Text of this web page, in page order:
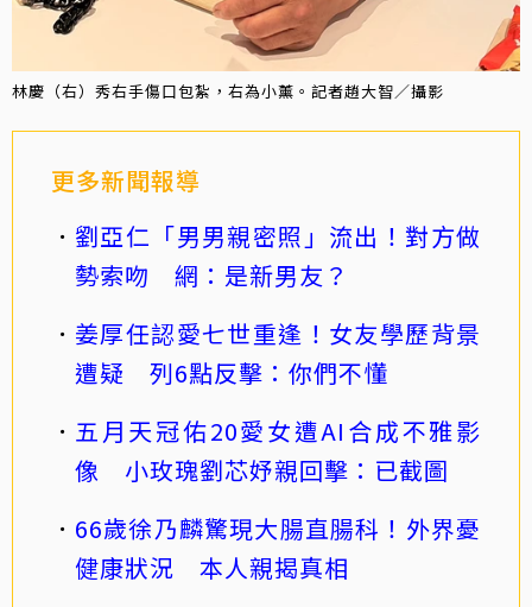
林慶（右）秀右手傷口包紮，右為小薰。記者趙大智／攝影
更多新聞報導
劉亞仁「男男親密照」流出！對方做
勢索吻 網：是新男友？
姜厚任認愛七世重逢！女友學歷背景
遭疑 列6點反擊：你們不懂
五月天冠佑20愛女遭AI合成不雅影
像 小玫瑰劉芯妤親回擊：已截圖
66歲徐乃麟驚現大腸直腸科！外界憂
健康狀況 本人親揭真相